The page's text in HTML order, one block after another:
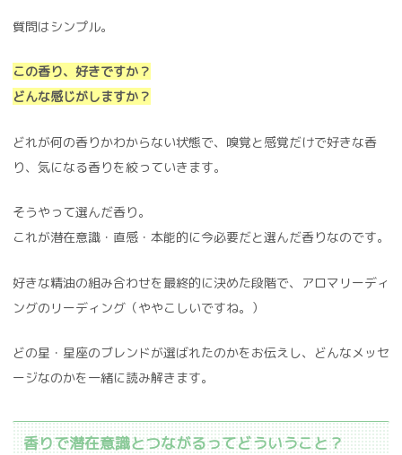
質問はシンプル。
この香り、好きですか？
どんな感じがしますか？
どれが何の香りかわからない状態で、嗅覚と感覚だけで好きな香
り、気になる香りを絞っていきます。
そうやって選んだ香り。
これが潜在意識・直感・本能的に今必要だと選んだ香りなのです。
好きな精油の組み合わせを最終的に決めた段階で、アロマリーディ
ングのリーディング（ややこしいですね。）
どの星・星座のブレンドが選ばれたのかをお伝えし、どんなメッセ
ージなのかを一緒に読み解きます。
香りで潜在意識とつながるってどういうこと？